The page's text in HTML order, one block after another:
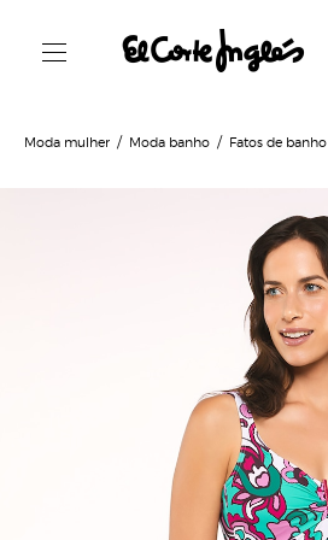
Moda mulher Moda banho Fatos de banho